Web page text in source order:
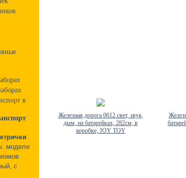
в
модели
с
Железная дорога 0612 свет, звук,
дым, на батарейках, 282см, в
коробке, JOY TOY